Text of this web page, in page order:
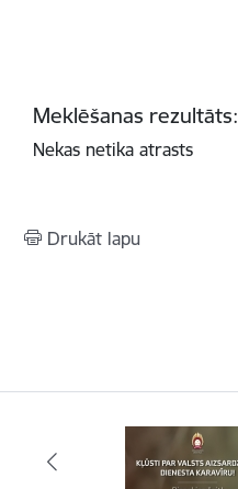
Meklēšanas rezultāts:
Nekas netika atrasts
Drukāt lapu